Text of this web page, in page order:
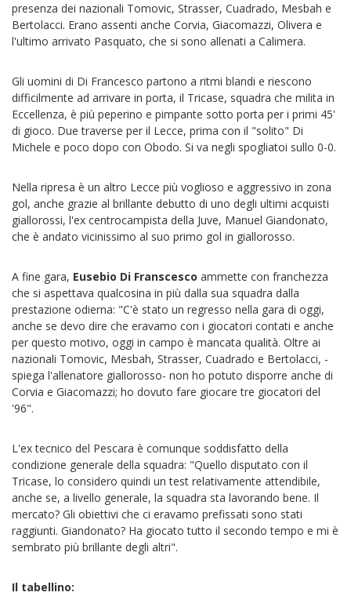
presenza dei nazionali Tomovic, Strasser, Cuadrado, Mesbah e
Bertolacci. Erano assenti anche Corvia, Giacomazzi, Olivera e
l'ultimo arrivato Pasquato, che si sono allenati a Calimera.
Gli uomini di Di Francesco partono a ritmi blandi e riescono
difficilmente ad arrivare in porta, il Tricase, squadra che milita in
Eccellenza, è più peperino e pimpante sotto porta per i primi 45'
di gioco. Due traverse per il Lecce, prima con il "solito" Di
Michele e poco dopo con Obodo. Si va negli spogliatoi sullo 0-0.
Nella ripresa è un altro Lecce più voglioso e aggressivo in zona
gol, anche grazie al brillante debutto di uno degli ultimi acquisti
giallorossi, l'ex centrocampista della Juve, Manuel Giandonato,
che è andato vicinissimo al suo primo gol in giallorosso.
A fine gara, Eusebio Di Franscesco ammette con franchezza
che si aspettava qualcosina in più dalla sua squadra dalla
prestazione odierna: "C'è stato un regresso nella gara di oggi,
anche se devo dire che eravamo con i giocatori contati e anche
per questo motivo, oggi in campo è mancata qualità. Oltre ai
nazionali Tomovic, Mesbah, Strasser, Cuadrado e Bertolacci, -
spiega l'allenatore giallorosso- non ho potuto disporre anche di
Corvia e Giacomazzi; ho dovuto fare giocare tre giocatori del
'96".
L'ex tecnico del Pescara è comunque soddisfatto della
condizione generale della squadra: "Quello disputato con il
Tricase, lo considero quindi un test relativamente attendibile,
anche se, a livello generale, la squadra sta lavorando bene. Il
mercato? Gli obiettivi che ci eravamo prefissati sono stati
raggiunti. Giandonato? Ha giocato tutto il secondo tempo e mi è
sembrato più brillante degli altri".
Il tabellino: